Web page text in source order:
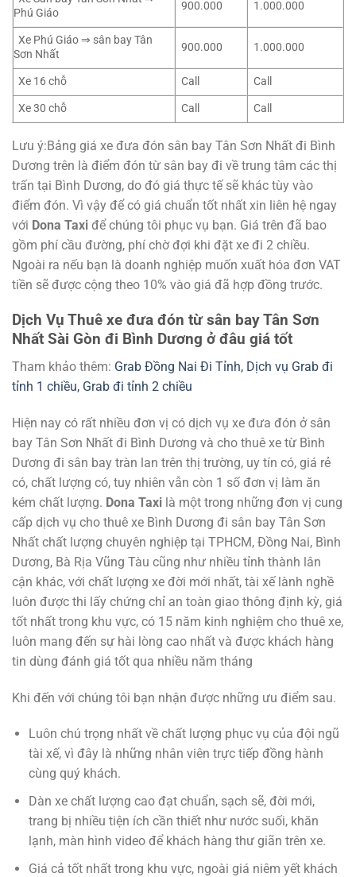
Phú Giáo
900.000 1.000.000
Xe Phú Giáo ⇒ sân bay Tân
Sơn Nhất
900.000 1.000.000
Xe 16 chỗ Call
Call
Xe 30 chỗ
Call Call
Lưu ý:Bảng giá xe đưa đón sân bay Tân Sơn Nhất đi Bình
Dương trên là điểm đón từ sân bay đi về trung tâm các thị
trấn tại Bình Dương, do đó giá thực tế sẽ khác tùy vào
điểm đón. Vì vậy để có giá chuẩn tốt nhất xin liên hệ ngay
với Dona Taxi để chúng tôi phục vụ bạn. Giá trên đã bao
gồm phí cầu đường, phí chờ đợi khi đặt xe đi 2 chiều.
Ngoài ra nếu bạn là doanh nghiệp muốn xuất hóa đơn VAT
tiền sẽ được cộng theo 10% vào giá đã hợp đồng trước.
Dịch Vụ Thuê xe đưa đón từ sân bay Tân Sơn
Nhất Sài Gòn đi Bình Dương ở đâu giá tốt
Tham khảo thêm: Grab Đồng Nai Đi Tỉnh, Dịch vụ Grab đi
tỉnh 1 chiều, Grab đi tỉnh 2 chiều
Hiện nay có rất nhiều đơn vị có dịch vụ xe đưa đón ở sân
bay Tân Sơn Nhất đi Bình Dương và cho thuê xe từ Bình
Dương đi sân bay tràn lan trên thị trường, uy tín có, giá rẻ
có, chất lượng có, tuy nhiên vẫn còn 1 số đơn vị làm ăn
kém chất lượng. Dona Taxi là một trong những đơn vị cung
cấp dịch vụ cho thuê xe Bình Dương đi sân bay Tân Sơn
Nhất chất lượng chuyên nghiệp tại TPHCM, Đồng Nai, Bình
Dương, Bà Rịa Vũng Tàu cũng như nhiều tỉnh thành lân
cận khác, với chất lượng xe đời mới nhất, tài xế lành nghề
luôn được thi lấy chứng chỉ an toàn giao thông định kỳ, giá
tốt nhất trong khu vực, có 15 năm kinh nghiệm cho thuê xe,
luôn mang đến sự hài lòng cao nhất và được khách hàng
tin dùng đánh giá tốt qua nhiều năm tháng
Khi đến với chúng tôi bạn nhận được những ưu điểm sau.
Luôn chú trọng nhất về chất lượng phục vụ của đội ngũ
tài xế, vì đây là những nhân viên trực tiếp đồng hành
cùng quý khách.
Dàn xe chất lượng cao đạt chuẩn, sạch sẽ, đời mới,
trang bị nhiều tiện ích cần thiết như nước suối, khăn
lạnh, màn hình video để khách hàng thư giãn trên xe.
Giá cả tốt nhất trong khu vực, ngoài giá niêm yết khách